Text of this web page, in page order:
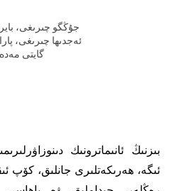
بىزنىڭ ئانىماترونىك
ئىگە، ھەرىكەتلىرى جانلىق، كۆپ